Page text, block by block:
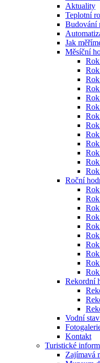
Aktuality
Teplotní
Budování
Jak
Měsíční
Rok
Roční
Rok
Rekordní
Vodní
Kontakt
Turistické
Zajímavá